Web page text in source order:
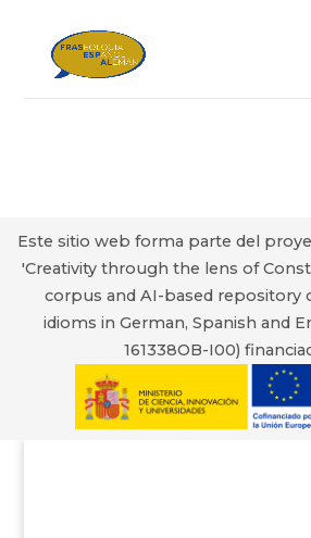
Este sitio web forma parte del
'Creativity through the lens of
corpus and AI-based repository
idioms in German, Spanish and
161338OB-I00)